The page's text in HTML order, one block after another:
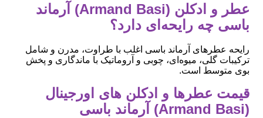
عطر و ادکلن (Armand Basi) آرماند
باسی چه رایحه‌ای دارد؟
رایحه عطرهای آرماند باسی اغلب با طراوت، مدرن و شامل
ترکیبات گلی، میوه‌ای، چوبی و آروماتیک با ماندگاری و پخش
بوی متوسط است.
قیمت عطرها و ادکلن های اورجینال
(Armand Basi) آرماند باسی